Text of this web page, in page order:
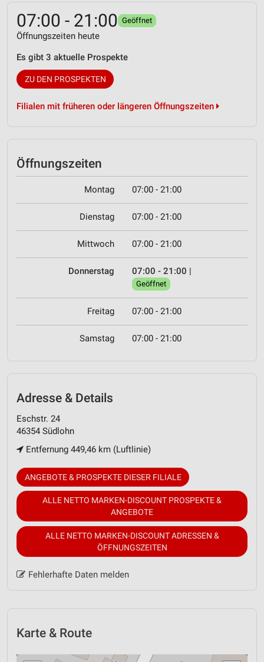
07:00 - 21:00 Geöffnet
Öffnungszeiten heute
Es gibt 3 aktuelle Prospekte
ZU DEN PROSPEKTEN
Filialen mit früheren oder längeren Öffnungszeiten
Öffnungszeiten
Montag 07:00 - 21:00
Dienstag 07:00 - 21:00
Mittwoch 07:00 - 21:00
Donnerstag 07:00 - 21:00 |
Geöffnet
Freitag 07:00 - 21:00
Samstag 07:00 - 21:00
Adresse & Details
Eschstr. 24
46354 Südlohn
Entfernung 449,46 km (Luftlinie)
ANGEBOTE & PROSPEKTE DIESER FILIALE
ALLE NETTO MARKEN-DISCOUNT PROSPEKTE &
ANGEBOTE
ALLE NETTO MARKEN-DISCOUNT ADRESSEN &
ÖFFNUNGSZEITEN
Fehlerhafte Daten melden
Karte & Route